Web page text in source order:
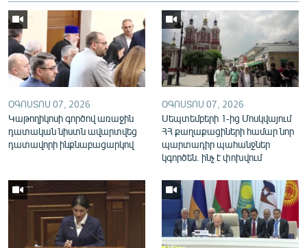
Русский
ՀԵՏԵՎԵՔ ՄԵԶ
«Ազատության» բոլոր կայքերը
ՕԳՈՍՏՈՍ 07, 2026
Կաթողիկոսի գործով առաջին
դատական նիստն ավարտվեց
դատավորի ինքնաբացարկով
ՕԳՈՍՏՈՍ 07, 2026
Սեպտեմբերի 1-ից Մոսկվայում
ՀՀ քաղաքացիների համար նոր
պարտադիր պահանջներ
կգործեն. ինչ է փոխվում